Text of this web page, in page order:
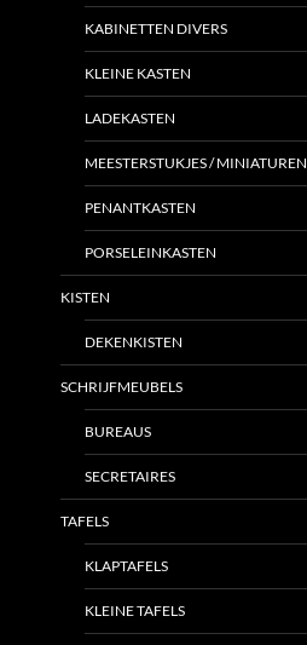
KABINETTEN DIVERS
KLEINE KASTEN
LADEKASTEN
MEESTERSTUKJES / MINIATUREN
PENANTKASTEN
PORSELEINKASTEN
KISTEN
DEKENKISTEN
SCHRIJFMEUBELS
BUREAUS
SECRETAIRES
TAFELS
KLAPTAFELS
KLEINE TAFELS